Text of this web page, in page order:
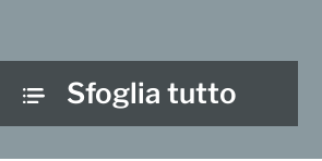
Sfoglia tutto